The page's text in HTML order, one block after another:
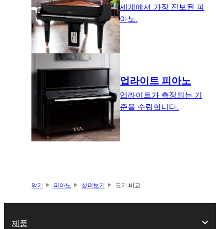
세계에서 가장 진보된 피
아노.
업라이트 피아노
업라이트가 측정되는 기
준을 수립합니다.
악기 피아노 살펴보기 크기 비교
제품